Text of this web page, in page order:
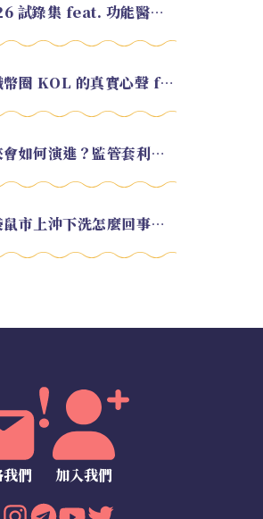
EP.220 好久不見！2026 試錄集 feat. 功能醫學營養師 美寶
EP.219 從銀行高管轉職幣圈 KOL 的真實心聲 feat.龜大
EP.217 美元穩定幣未來會如何演進？監管套利終將收斂？feat. 研究員 余哲安
EP.213 川普大攪局：袋鼠市上沖下洗怎麼回事？feat. Alvin
們 加入我們